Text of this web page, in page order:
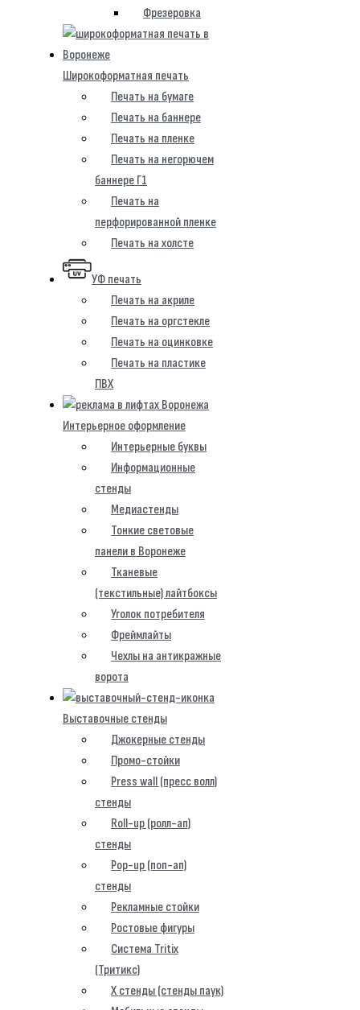
Фрезеровка
Широкоформатная печать
Печать на бумаге
Печать на баннере
Печать на пленке
Печать на негорючем
баннере Г1
Печать на
перфорированной пленке
Печать на холсте
УФ печать
Печать на акриле
Печать на оргстекле
Печать на оцинковке
Печать на пластике
ПВХ
Интерьерное оформление
Интерьерные буквы
Информационные
стенды
Медиастенды
Тонкие световые
панели в Воронеже
Тканевые
(текстильные) лайтбоксы
Уголок потребителя
Фреймлайты
Чехлы на антикражные
ворота
Выставочные стенды
Джокерные стенды
Промо-стойки
Press wall (пресс волл)
стенды
Roll-up (ролл-ап)
стенды
Pop-up (поп-ап)
стенды
Рекламные стойки
Ростовые фигуры
Система Tritix
(Тритикс)
X стенды (стенды паук)